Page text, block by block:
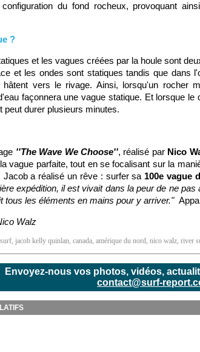
du fond rocheux, provoquant
?
et les vagues créées par la houle sont
et les ondes sont statiques tandis que dans
vers le rivage. Ainsi, lorsqu'un rocher
façonnera une vague statique. Et lorsque
peut durer plusieurs minutes.
''The Wave We Choose'', réalisé par Nico
vague parfaite, tout en se focalisant sur la
Jacob a réalisé un rêve : surfer sa 100e vague
expédition, il est vivait dans la peur de ne
tous les éléments en mains pour y arriver."
Walz
surf, jacob kelly quinlan, canada, amérique du nord, nico walz, river
Envoyez-nous vos photos, vidéos,
contact@surf-